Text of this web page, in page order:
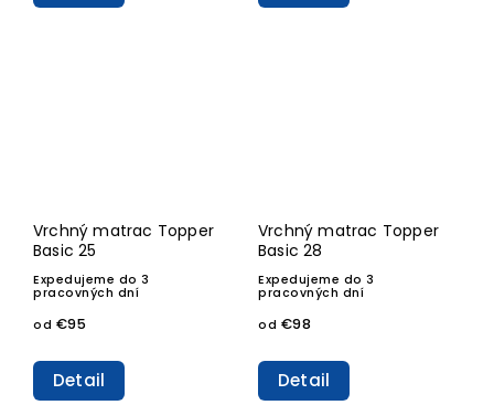
Vrchný matrac Topper
Basic 25
Expedujeme do 3
pracovných dní
od €95
Detail
Vrchný matrac Topper
Basic 28
Expedujeme do 3
pracovných dní
od €98
Detail